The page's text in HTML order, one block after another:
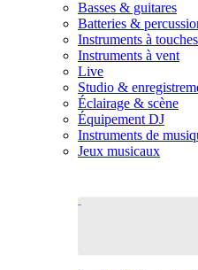
Basses & guitares
Batteries &
Instruments à touches
Instruments à vent
Live
Studio &
Éclairage & scène
Équipement DJ
Instruments de
Jeux musicaux